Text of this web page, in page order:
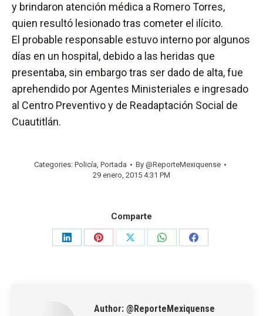
y brindaron atención médica a Romero Torres,
quien resultó lesionado tras cometer el ilícito.
El probable responsable estuvo interno por algunos
días en un hospital, debido a las heridas que
presentaba, sin embargo tras ser dado de alta, fue
aprehendido por Agentes Ministeriales e ingresado
al Centro Preventivo y de Readaptación Social de
Cuautitlán.
Categories: Policía, Portada By @ReporteMexiquense
29 enero, 2015 4:31 PM
Comparte
Share
Share
Share
Share
Share
Author: @ReporteMexiquense